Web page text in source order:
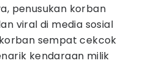
penusukan korban
viral di media sosial
sempat cekcok
kendaraan milik